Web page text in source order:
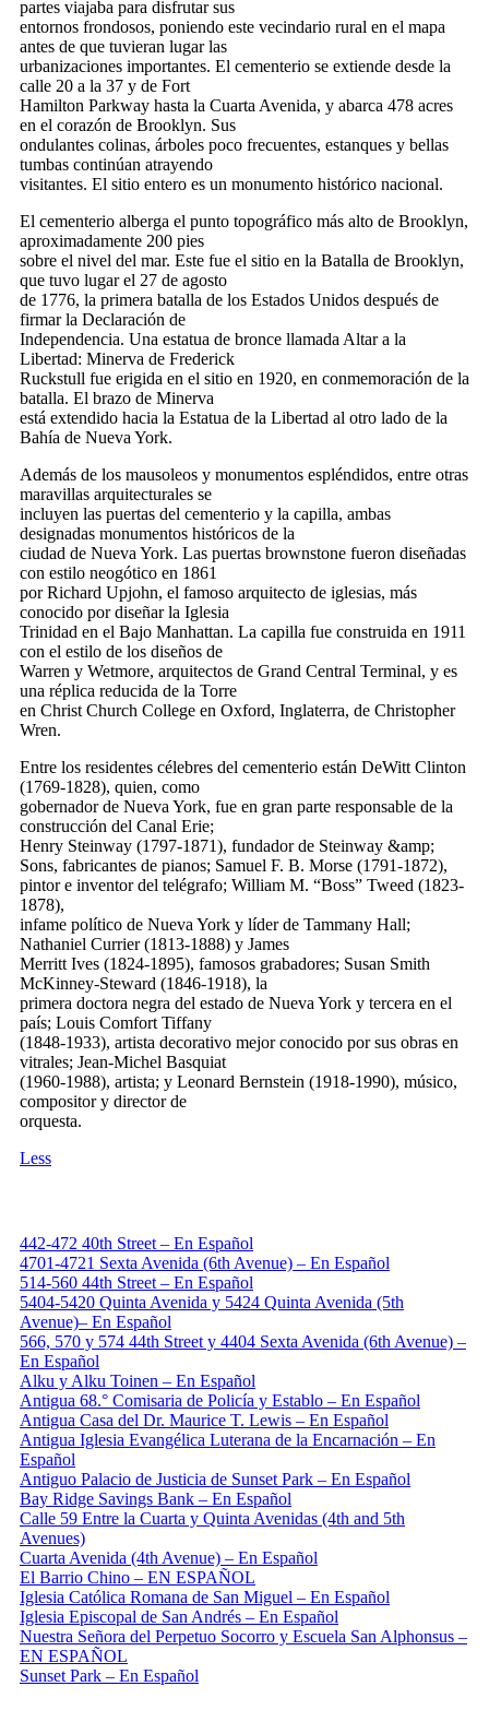
partes viajaba para disfrutar sus
entornos frondosos, poniendo este vecindario rural en el mapa
antes de que tuvieran lugar las
urbanizaciones importantes. El cementerio se extiende desde la
calle 20 a la 37 y de Fort
Hamilton Parkway hasta la Cuarta Avenida, y abarca 478 acres
en el corazón de Brooklyn. Sus
ondulantes colinas, árboles poco frecuentes, estanques y bellas
tumbas continúan atrayendo
visitantes. El sitio entero es un monumento histórico nacional.
El cementerio alberga el punto topográfico más alto de Brooklyn,
aproximadamente 200 pies
sobre el nivel del mar. Este fue el sitio en la Batalla de Brooklyn,
que tuvo lugar el 27 de agosto
de 1776, la primera batalla de los Estados Unidos después de
firmar la Declaración de
Independencia. Una estatua de bronce llamada Altar a la
Libertad: Minerva de Frederick
Ruckstull fue erigida en el sitio en 1920, en conmemoración de la
batalla. El brazo de Minerva
está extendido hacia la Estatua de la Libertad al otro lado de la
Bahía de Nueva York.
Además de los mausoleos y monumentos espléndidos, entre otras
maravillas arquitecturales se
incluyen las puertas del cementerio y la capilla, ambas
designadas monumentos históricos de la
ciudad de Nueva York. Las puertas brownstone fueron diseñadas
con estilo neogótico en 1861
por Richard Upjohn, el famoso arquitecto de iglesias, más
conocido por diseñar la Iglesia
Trinidad en el Bajo Manhattan. La capilla fue construida en 1911
con el estilo de los diseños de
Warren y Wetmore, arquitectos de Grand Central Terminal, y es
una réplica reducida de la Torre
en Christ Church College en Oxford, Inglaterra, de Christopher
Wren.
Entre los residentes célebres del cementerio están DeWitt Clinton
(1769-1828), quien, como
gobernador de Nueva York, fue en gran parte responsable de la
construcción del Canal Erie;
Henry Steinway (1797-1871), fundador de Steinway &amp;
Sons, fabricantes de pianos; Samuel F. B. Morse (1791-1872),
pintor e inventor del telégrafo; William M. “Boss” Tweed (1823-
1878),
infame político de Nueva York y líder de Tammany Hall;
Nathaniel Currier (1813-1888) y James
Merritt Ives (1824-1895), famosos grabadores; Susan Smith
McKinney-Steward (1846-1918), la
primera doctora negra del estado de Nueva York y tercera en el
país; Louis Comfort Tiffany
(1848-1933), artista decorativo mejor conocido por sus obras en
vitrales; Jean-Michel Basquiat
(1960-1988), artista; y Leonard Bernstein (1918-1990), músico,
compositor y director de
orquesta.
Less
442-472 40th Street – En Español
4701-4721 Sexta Avenida (6th Avenue) – En Español
514-560 44th Street – En Español
5404-5420 Quinta Avenida y 5424 Quinta Avenida (5th
Avenue)– En Español
566, 570 y 574 44th Street y 4404 Sexta Avenida (6th Avenue) –
En Español
Alku y Alku Toinen – En Español
Antigua 68.° Comisaria de Policía y Establo – En Español
Antigua Casa del Dr. Maurice T. Lewis – En Español
Antigua Iglesia Evangélica Luterana de la Encarnación – En
Español
Antiguo Palacio de Justicia de Sunset Park – En Español
Bay Ridge Savings Bank – En Español
Calle 59 Entre la Cuarta y Quinta Avenidas (4th and 5th
Avenues)
Cuarta Avenida (4th Avenue) – En Español
El Barrio Chino – EN ESPAÑOL
Iglesia Católica Romana de San Miguel – En Español
Iglesia Episcopal de San Andrés – En Español
Nuestra Señora del Perpetuo Socorro y Escuela San Alphonsus –
EN ESPAÑOL
Sunset Park – En Español